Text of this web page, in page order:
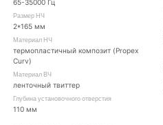
65-35000 Гц
Размер НЧ
2*165 мм
Материал НЧ
термопластичный композит (Propex
Curv)
Материал ВЧ
ленточный твиттер
Глубина установочного отверстия
110 мм